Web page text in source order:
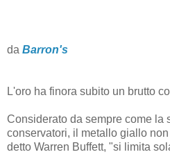
da Barron's
L'oro ha finora subito un brutto
Considerato da sempre come la
conservatori, il metallo giallo
detto Warren Buffett, "si limita